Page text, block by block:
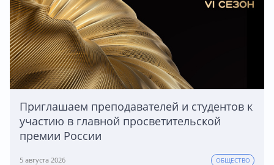
Приглашаем преподавателей и студентов к
участию в главной просветительской
премии России
5 августа 2026 ОБЩЕСТВО